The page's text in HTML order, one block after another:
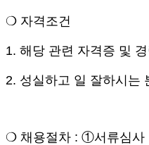
❍ 자격조건
1. 해당 관련 자격증 및
2. 성실하고 일 잘하시는
❍ 채용절차 : ①서류심